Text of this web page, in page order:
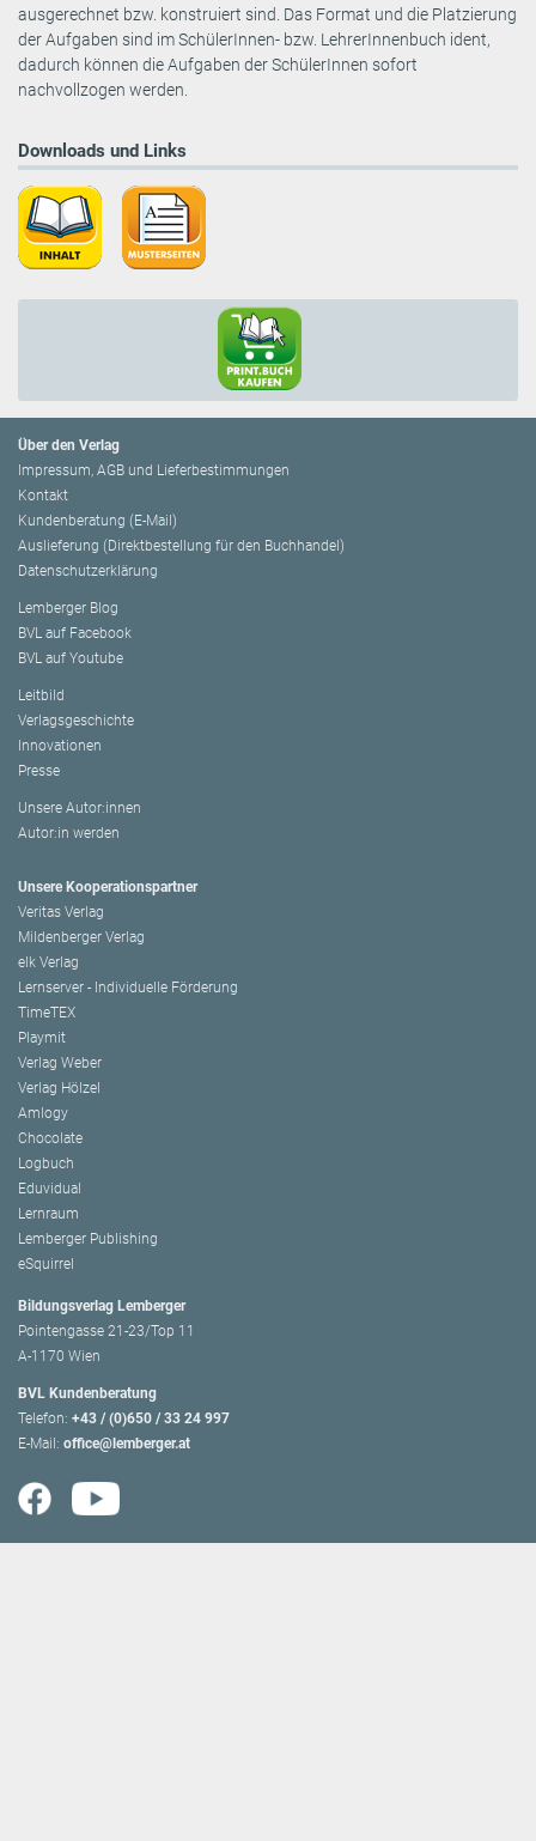
ausgerechnet bzw. konstruiert sind. Das Format und die Platzierung
der Aufgaben sind im SchülerInnen- bzw. LehrerInnenbuch ident,
dadurch können die Aufgaben der SchülerInnen sofort
nachvollzogen werden.
Downloads und Links
Über den Verlag
Impressum, AGB und Lieferbestimmungen
Kontakt
Kundenberatung (E-Mail)
Auslieferung (Direktbestellung für den Buchhandel)
Datenschutzerklärung
Lemberger Blog
BVL auf Facebook
BVL auf Youtube
Leitbild
Verlagsgeschichte
Innovationen
Presse
Unsere Autor:innen
Autor:in werden
Unsere Kooperationspartner
Veritas Verlag
Mildenberger Verlag
elk Verlag
Lernserver - Individuelle Förderung
TimeTEX
Playmit
Verlag Weber
Verlag Hölzel
Amlogy
Chocolate
Logbuch
Eduvidual
Lernraum
Lemberger Publishing
eSquirrel
Bildungsverlag Lemberger
Pointengasse 21-23/Top 11
A-1170 Wien
BVL Kundenberatung
Telefon: +43 / (0)650 / 33 24 997
E-Mail: office@lemberger.at